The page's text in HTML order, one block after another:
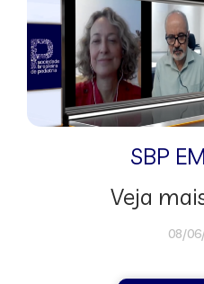
SBP
Veja
08/